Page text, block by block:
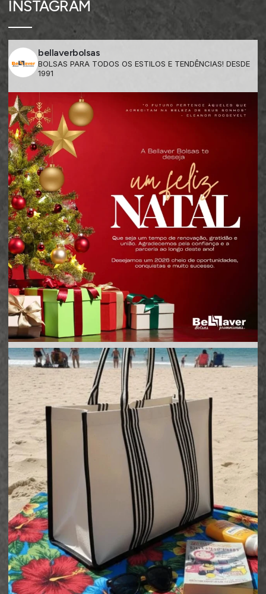
INSTAGRAM
bellaverbolsas
BOLSAS PARA TODOS OS ESTILOS E TENDÊNCIAS! DESDE
1991